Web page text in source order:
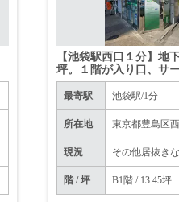
【池袋駅西口１分】地
坪。１階が入り口、サ
き。看板設置相談可能
最寄駅 池袋駅/1分
所在地 東京都豊島区
現況 その他居抜き
階 / 坪 B1階 / 13.45坪